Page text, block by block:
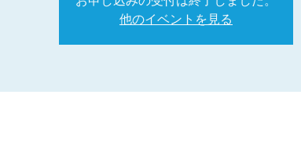
他のイベントを見る